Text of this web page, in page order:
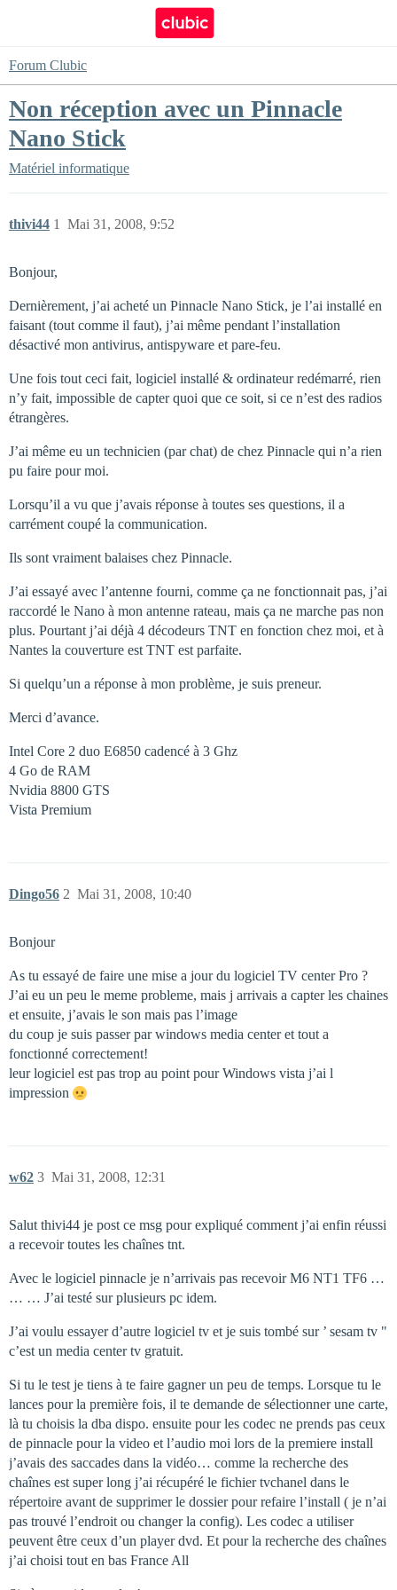
Forum Clubic
Non réception avec un Pinnacle
Nano Stick
Matériel informatique
thivi44 Mai 31, 2008, 9:52
1
Bonjour,
Dernièrement, j’ai acheté un Pinnacle Nano Stick, je l’ai installé en
faisant (tout comme il faut), j’ai même pendant l’installation
désactivé mon antivirus, antispyware et pare-feu.
Une fois tout ceci fait, logiciel installé & ordinateur redémarré, rien
n’y fait, impossible de capter quoi que ce soit, si ce n’est des radios
étrangères.
J’ai même eu un technicien (par chat) de chez Pinnacle qui n’a rien
pu faire pour moi.
Lorsqu’il a vu que j’avais réponse à toutes ses questions, il a
carrément coupé la communication.
Ils sont vraiment balaises chez Pinnacle.
J’ai essayé avec l’antenne fourni, comme ça ne fonctionnait pas, j’ai
raccordé le Nano à mon antenne rateau, mais ça ne marche pas non
plus. Pourtant j’ai déjà 4 décodeurs TNT en fonction chez moi, et à
Nantes la couverture est TNT est parfaite.
Si quelqu’un a réponse à mon problème, je suis preneur.
Merci d’avance.
Intel Core 2 duo E6850 cadencé à 3 Ghz
4 Go de RAM
Nvidia 8800 GTS
Vista Premium
Dingo56 Mai 31, 2008, 10:40
2
Bonjour
As tu essayé de faire une mise a jour du logiciel TV center Pro ?
J’ai eu un peu le meme probleme, mais j arrivais a capter les chaines
et ensuite, j’avais le son mais pas l’image
du coup je suis passer par windows media center et tout a
fonctionné correctement!
leur logiciel est pas trop au point pour Windows vista j’ai l
impression
w62 Mai 31, 2008, 12:31
3
Salut thivi44 je post ce msg pour expliqué comment j’ai enfin réussi
a recevoir toutes les chaînes tnt.
Avec le logiciel pinnacle je n’arrivais pas recevoir M6 NT1 TF6 …
… … J’ai testé sur plusieurs pc idem.
J’ai voulu essayer d’autre logiciel tv et je suis tombé sur ’ sesam tv "
c’est un media center tv gratuit.
Si tu le test je tiens à te faire gagner un peu de temps. Lorsque tu le
lances pour la première fois, il te demande de sélectionner une carte,
là tu choisis la dba dispo. ensuite pour les codec ne prends pas ceux
de pinnacle pour la video et l’audio moi lors de la premiere install
j’avais des saccades dans la vidéo… comme la recherche des
chaînes est super long j’ai récupéré le fichier tvchanel dans le
répertoire avant de supprimer le dossier pour refaire l’install ( je n’ai
pas trouvé l’endroit ou changer la config). Les codec a utiliser
peuvent être ceux d’un player dvd. Et pour la recherche des chaînes
j’ai choisi tout en bas France All